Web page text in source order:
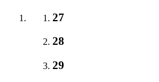
27
28
29